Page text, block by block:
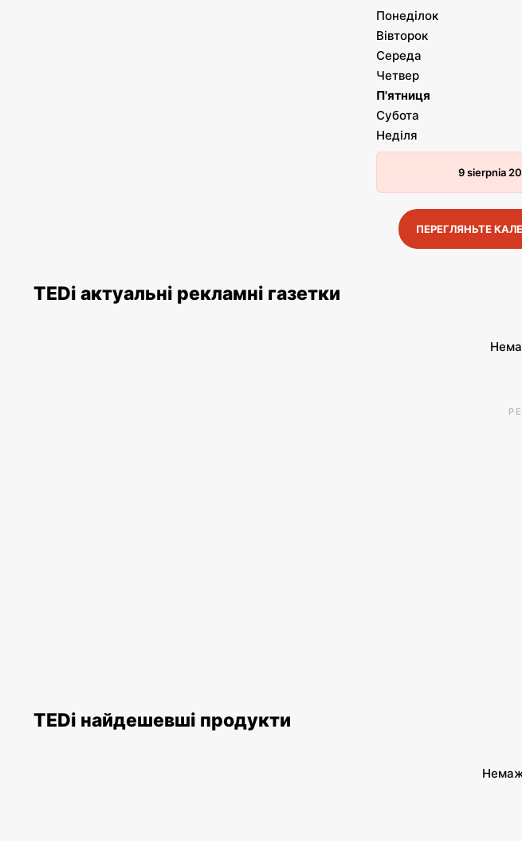
Понеділок
Вівторок
Середа
Четвер
П'ятниця
Субота
Неділя
9 sierpnia
ПЕРЕГЛЯНЬТЕ
TEDi актуальні рекламні газетки
TEDi найдешевші продукти
Немаж